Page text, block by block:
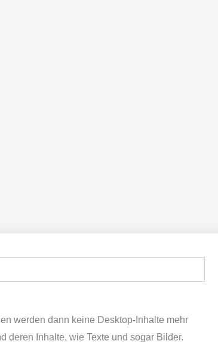
werden dann keine Desktop-Inhalte mehr
deren Inhalte, wie Texte und sogar Bilder.